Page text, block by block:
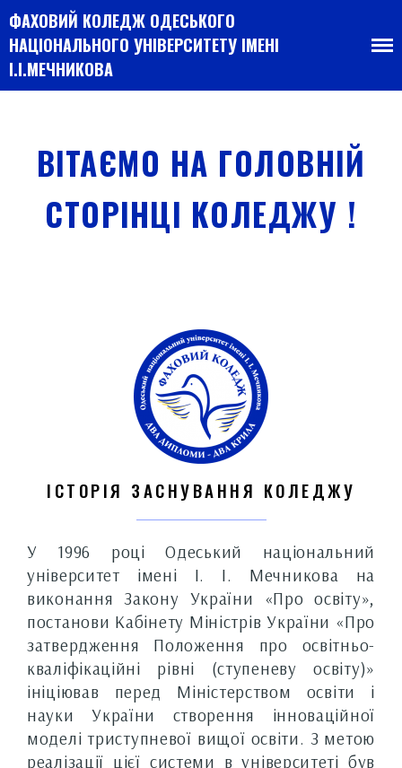
Головна
Студенту
Випускнику
Безпека освітнього
процесу
Фінанси та кадрова
політика
Новини
ФАХОВИЙ КОЛЕДЖ ОДЕСЬКОГО
НАЦІОНАЛЬНОГО УНІВЕРСИТЕТУ ІМЕНІ
І.І.МЕЧНИКОВА
ВІТАЄМО НА ГОЛОВНІЙ
СТОРІНЦІ КОЛЕДЖУ !
ІСТОРІЯ ЗАСНУВАННЯ КОЛЕДЖУ
У 1996 році Одеський національний
університет імені І. І. Мечникова на
виконання Закону України «Про освіту»,
постанови Кабінету Міністрів України «Про
затвердження Положення про освітньо-
кваліфікаційні рівні (ступеневу освіту)»
ініціював перед Міністерством освіти і
науки України створення інноваційної
моделі триступневої вищої освіти. З метою
реалізації цієї системи в університеті був